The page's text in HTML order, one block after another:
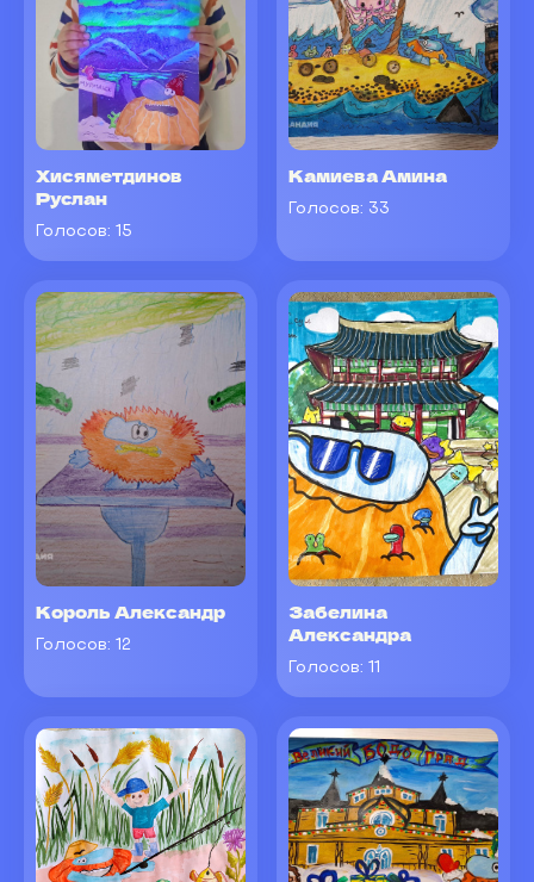
Хисяметдинов
Руслан
Голосов: 15
Камиева Амина
Голосов: 33
Король Александр
Голосов: 12
Забелина
Александра
Голосов: 11